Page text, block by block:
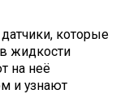
которые
жидкости
на неё
и узнают